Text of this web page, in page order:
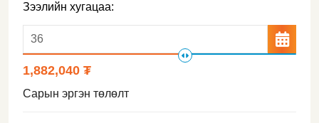
Зээлийн хугацаа:
1,882,040 ₮
Сарын эргэн төлөлт